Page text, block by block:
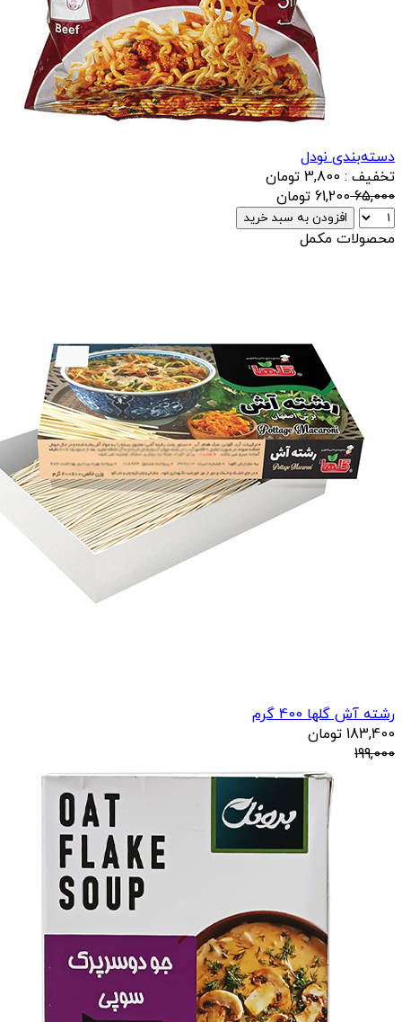
دسته‌بندی نودل
تخفیف : 3,800 تومان
65,000
61,200 تومان
افزودن به سبد خرید
محصولات مکمل
رشته آش گلها 400 گرم
183,400 تومان
199,000